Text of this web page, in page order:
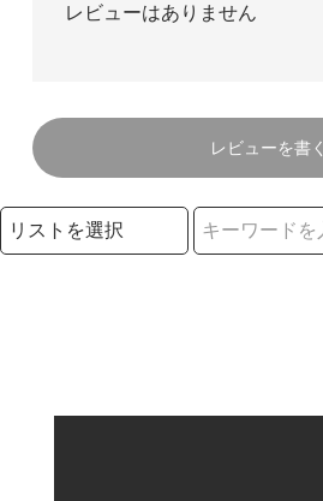
レビューはありません
レビューを書く
検索リストの選択